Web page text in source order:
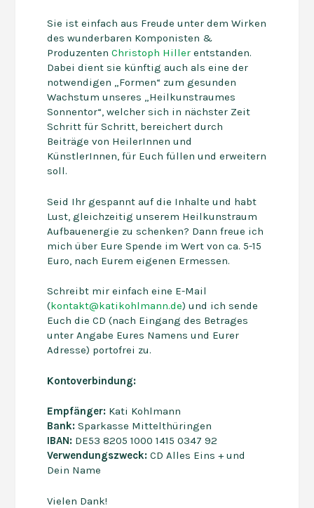
Sie ist einfach aus Freude unter dem Wirken
des wunderbaren Komponisten &
ProduzentenChristoph Hiller entstanden.
Dabei dient sie künftig auch als eine der
notwendigen „Formen“ zum gesunden
Wachstum unseres „Heilkunstraumes
Sonnentor“, welcher sich in nächster Zeit
Schritt für Schritt, bereichert durch
Beiträge von HeilerInnen und
KünstlerInnen, für Euch füllen und erweitern
soll.
Seid Ihr gespannt auf die Inhalte und habt
Lust, gleichzeitig unserem Heilkunstraum
Aufbauenergie zu schenken? Dann freue ich
mich über Eure Spende im Wert von ca. 5-15
Euro, nach Eurem eigenen Ermessen.
Schreibt mir einfach eine E-Mail
(kontakt@katikohlmann.de) und ich sende
Euch die CD (nach Eingang des Betrages
unter Angabe Eures Namens und Eurer
Adresse) portofrei zu.
Kontoverbindung:
Empfänger: Kati Kohlmann
Bank: Sparkasse Mittelthüringen
IBAN: DE53 8205 1000 1415 0347 92
Verwendungszweck: CD Alles Eins + und
Dein Name
Vielen Dank!